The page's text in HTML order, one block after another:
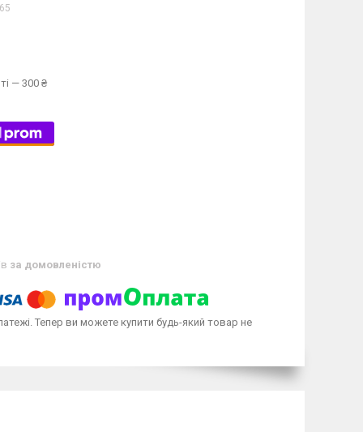
65
— 300 ₴
за домовленістю
Тепер ви можете купити будь-який товар не